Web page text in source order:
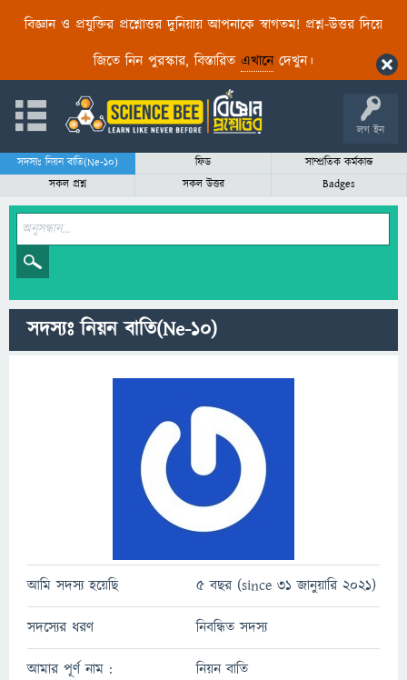
বিজ্ঞান ও প্রযুক্তির প্রশ্নোত্তর দুনিয়ায় আপনাকে স্বাগতম! প্রশ্ন-উত্তর দিয়ে
জিতে নিন পুরস্কার, বিস্তারিত এখানেদেখুন।
লগ ইন
সদস্যঃ নিয়ন বাতি(Ne-10) ফিড
সাম্প্রতিক কর্মকান্ড
সকল প্রশ্ন
সকল উত্তর Badges
সদস্যঃ নিয়ন বাতি(Ne-10)
আমি সদস্য হয়েছি 5 বছর (since 31 জানুয়ারি 2021)
সদস্যের ধরণ নিবন্ধিত সদস্য
আমার পূর্ণ নাম : নিয়ন বাতি